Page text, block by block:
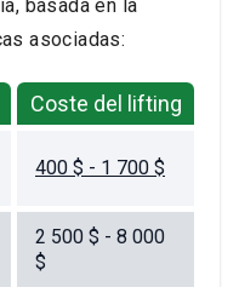
basada en la
asociadas:
Coste del lifting
400 $ - 1 700 $
2 500 $ - 8 000
$